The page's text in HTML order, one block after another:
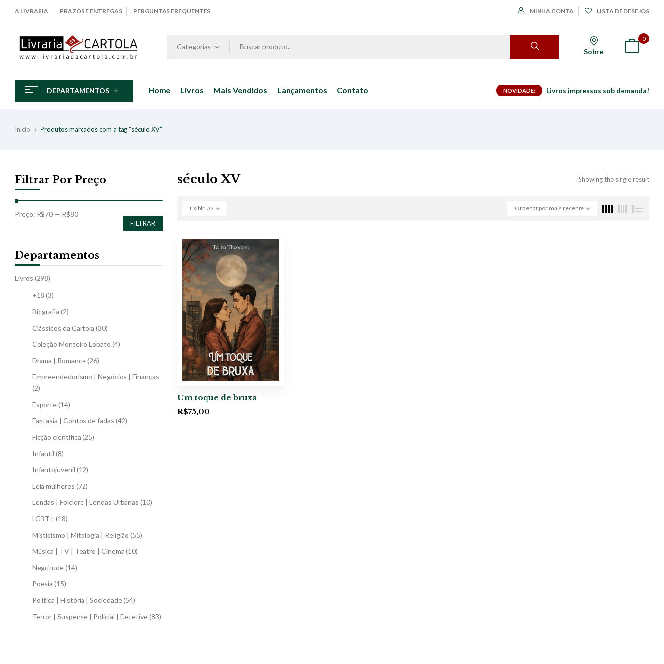
A LIVRARIA PRAZOS E ENTREGAS PERGUNTAS FREQUENTES MINHA CONTA LISTA DE DESEJOS
Categorias
Sobre
0
DEPARTAMENTOS Home Livros Mais Vendidos Lançamentos Contato NOVIDADE: Livros impressos sob demanda!
Início Produtos marcados com a tag “século XV”
Filtrar Por Preço
FILTRAR
Preço: R$70 — R$80
Departamentos
Livros (298)
+18 (3)
Biografia (2)
Clássicos da Cartola (30)
Coleção Monteiro Lobato (4)
Drama | Romance(26)
Empreendedorismo | Negócios | Finanças
(2)
Esporte(14)
Fantasia | Contos de fadas (42)
Ficção científica (25)
Infantil (8)
Infantojuvenil (12)
Leia mulheres (72)
Lendas | Folclore | Lendas Urbanas (10)
LGBT+ (18)
Misticismo | Mitologia | Religião (55)
Música | TV | Teatro | Cinema (10)
Negritude(14)
Poesia (15)
Política | História | Sociedade(54)
Terror | Suspense | Policial | Detetive(83)
século XV Showing the single result
Ordenar por mais recente
Exibir 32
Um toque de bruxa
R$75,00